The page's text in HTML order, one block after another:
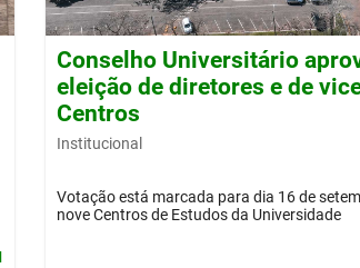
Conselho Universitário
eleição de diretores e de
Centros
Institucional
Votação está marcada para dia 16 de
nove Centros de Estudos da Universidade